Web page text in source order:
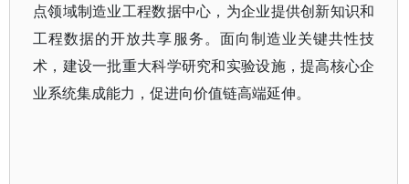
点领域制造业工程数据中心，为企业提供创新知识和
工程数据的开放共享服务。面向制造业关键共性技
术，建设一批重大科学研究和实验设施，提高核心企
业系统集成能力，促进向价值链高端延伸。